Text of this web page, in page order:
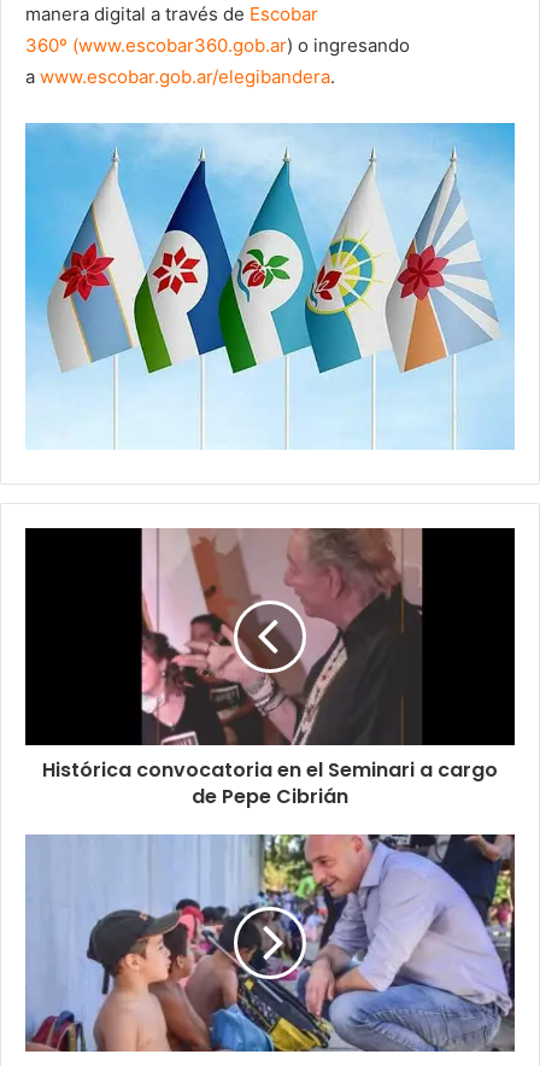
manera digital a través de Escobar
360º (www.escobar360.gob.ar) o ingresando
a www.escobar.gob.ar/elegibandera.
Histórica convocatoria en el Seminari a cargo
de Pepe Cibrián